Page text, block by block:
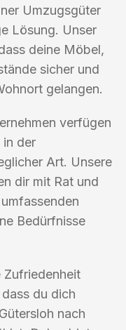
Umzugsgüter
Lösung. Unser
deine Möbel,
sicher und
gelangen.
verfügen
in der
Art. Unsere
dir mit Rat und
Bedürfnisse
du dich
nach